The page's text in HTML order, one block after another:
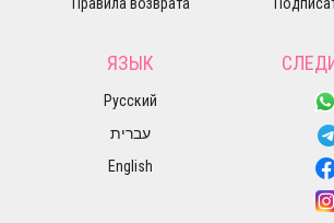
ЯЗЫК
Русский
עברית
English